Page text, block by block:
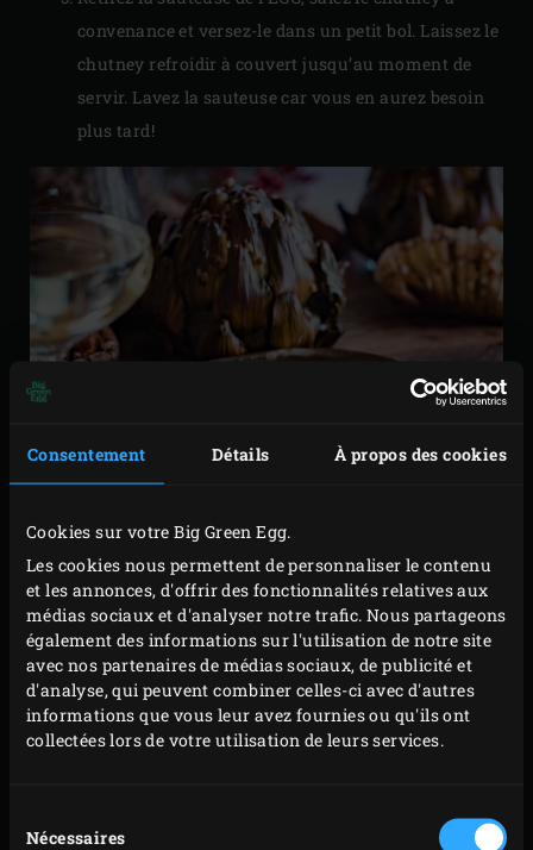
Consentement Détails À propos des cookies
Cookies sur votre Big Green Egg.
Les cookies nous permettent de personnaliser le contenu
et les annonces, d'offrir des fonctionnalités relatives aux
médias sociaux et d'analyser notre trafic. Nous partageons
également des informations sur l'utilisation de notre site
avec nos partenaires de médias sociaux, de publicité et
d'analyse, qui peuvent combiner celles-ci avec d'autres
informations que vous leur avez fournies ou qu'ils ont
collectées lors de votre utilisation de leurs services.
duNécessaires
convenance et versez-le dans un petit bol. Laissez le
chutney refroidir à couvert jusqu’au moment de
servir. Lavez la sauteuse car vous en aurez besoin
plus tard!
SAUCE AU SAFRAN
Posez lepoêlon à saucesur la grille pour le faire
Faites chauffer l’huile d’olive dans le poêlon à